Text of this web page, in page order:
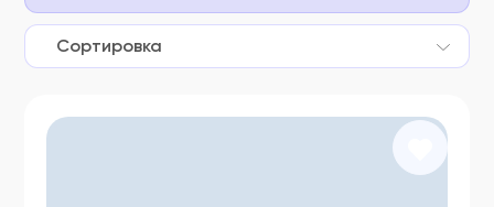
Сортировка